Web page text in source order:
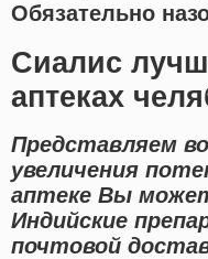
Обязательно
Сиалис
аптеках
Представляем
увеличения
аптеке Вы
Индийские
почтовой